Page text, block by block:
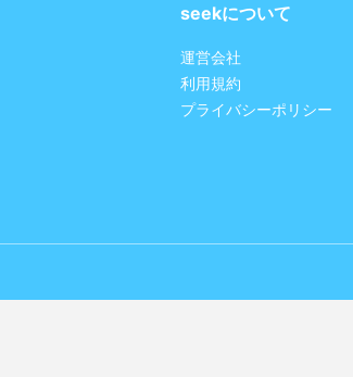
seekについて
運営会社
利用規約
プライバシーポリシー